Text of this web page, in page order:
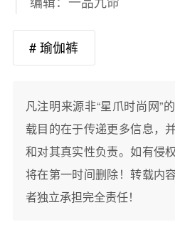
# 瑜伽裤
凡注明来源非“星爪时尚网”
载目的在于传递更多信息，
和对其真实性负责。如有侵
将在第一时间删除！转载内
者独立承担完全责任！